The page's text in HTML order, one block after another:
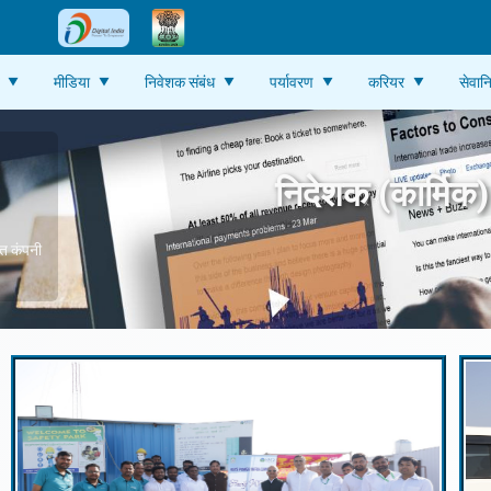
मीडिया निवेशक संबंध पर्यावरण करियर
कंपनी
निदेशक (कार्मिक)